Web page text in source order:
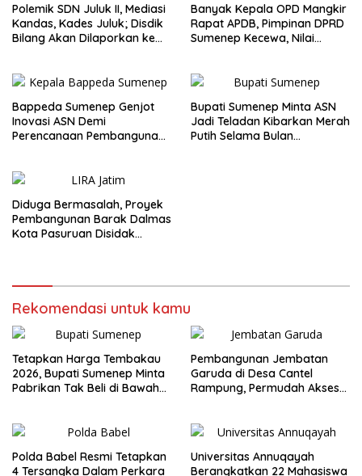
Polemik SDN Juluk II, Mediasi
Kandas, Kades Juluk; Disdik
Bilang Akan Dilaporkan ke
Banyak Kepala OPD Mangkir
Rapat APDB, Pimpinan DPRD
Sumenep Kecewa, Nilai
Bappeda Sumenep Genjot
Inovasi ASN Demi
Perencanaan Pembangunan
Bupati Sumenep Minta ASN
Jadi Teladan Kibarkan Merah
Putih Selama Bulan
Diduga Bermasalah, Proyek
Pembangunan Barak Dalmas
Kota Pasuruan Disidak
Rekomendasi untuk kamu
Tetapkan Harga Tembakau
2026, Bupati Sumenep Minta
Pabrikan Tak Beli di Bawah
Pembangunan Jembatan
Garuda di Desa Cantel
Rampung, Permudah Akses
Polda Babel Resmi Tetapkan
4 Tersangka Dalam Perkara
Universitas Annuqayah
Berangkatkan 22 Mahasiswa